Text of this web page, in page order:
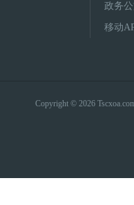
政务
移动
Copyright © 2026